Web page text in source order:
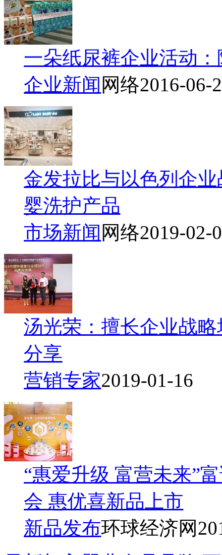
一朵纸尿裤企业活动
企业新闻 网络2016-06-
金发拉比与以色列企
婴洗护产品
市场新闻 网络2019-02-
汤光荣：擅长企业战
分享
营销专家2019-01-16
“惠爱升级 富营未来”
会 惠优喜新品上市
新品发布环球经济网